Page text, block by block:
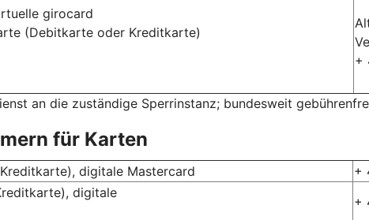
girocard
(Debitkarte oder Kreditkarte)
+
an die zuständige Sperrinstanz; bundesweit
für Karten
digitale Mastercard
+
digitale
+